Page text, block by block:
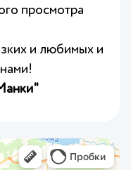
просмотра
и любимых и